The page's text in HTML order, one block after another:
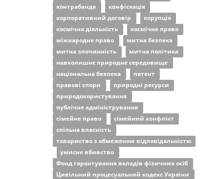
контрабанда
конфіскація
корпоративний договір
корупція
космічна діяльність
космічне право
міжнародне право
митна безпека
митна злочинність
митна політика
навколишнє природне середовище
національна безпека
патент
правові спори
природні ресурси
природокористування
публічне адміністрування
сімейне право
сімейний конфлікт
спільна власність
товариство з обмеженою відповідальністю
умисне вбивство
Фонд гарантування вкладів фізичних осіб
Цивільний процесуальний кодекс України